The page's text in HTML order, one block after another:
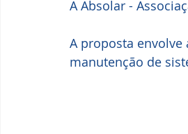
A Absolar -
A proposta envolve
manutenção de